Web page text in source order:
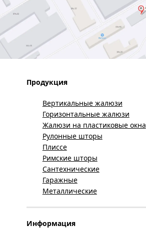
Продукция
Вертикальные жалюзи
Горизонтальные жалюзи
Жалюзи на пластиковые окна
Рулонные шторы
Плиссе
Римские шторы
Сантехнические
Гаражные
Металлические
Информация